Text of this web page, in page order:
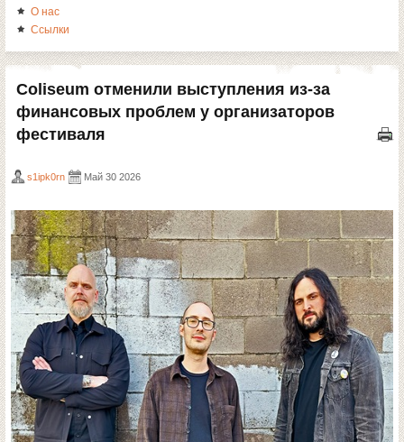
О нас
Ссылки
Coliseum отменили выступления из-за
финансовых проблем у организаторов
фестиваля
s1ipk0rn Май 30 2026